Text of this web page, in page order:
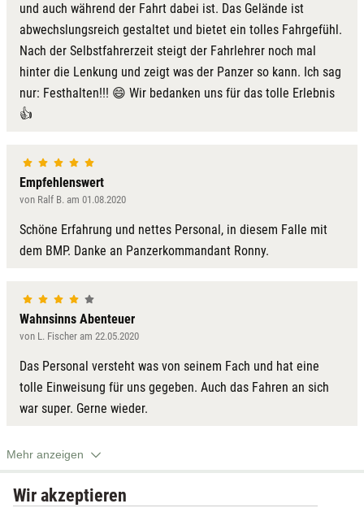
und auch während der Fahrt dabei ist. Das Gelände ist
abwechslungsreich gestaltet und bietet ein tolles Fahrgefühl.
Nach der Selbstfahrerzeit steigt der Fahrlehrer noch mal
hinter die Lenkung und zeigt was der Panzer so kann. Ich sag
nur: Festhalten!!! 😄 Wir bedanken uns für das tolle Erlebnis
👍
Empfehlenswert
von Ralf B. am 01.08.2020
Schöne Erfahrung und nettes Personal, in diesem Falle mit
dem BMP. Danke an Panzerkommandant Ronny.
Wahnsinns Abenteuer
von L. Fischer am 22.05.2020
Das Personal versteht was von seinem Fach und hat eine
tolle Einweisung für uns gegeben. Auch das Fahren an sich
war super. Gerne wieder.
Mehr anzeigen
Wir akzeptieren